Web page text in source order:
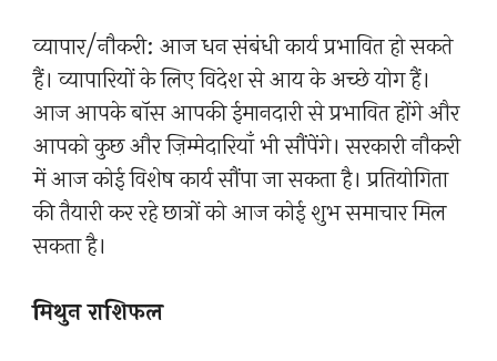
व्यापार/नौकरी: आज धन संबंधी कार्य प्रभावित हो सकते
हैं। व्यापारियों के लिए विदेश से आय के अच्छे योग हैं।
आज आपके बॉस आपकी ईमानदारी से प्रभावित होंगे और
आपको कुछ और ज़िम्मेदारियाँ भी सौंपेंगे। सरकारी नौकरी
में आज कोई विशेष कार्य सौंपा जा सकता है। प्रतियोगिता
की तैयारी कर रहे छात्रों को आज कोई शुभ समाचार मिल
सकता है।
मिथुन राशिफल